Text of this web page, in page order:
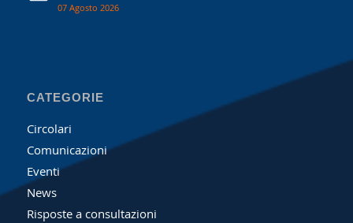
07 Agosto 2026
CATEGORIE
Circolari
Comunicazioni
Eventi
News
Risposte a consultazioni